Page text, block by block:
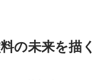
の未来を描く